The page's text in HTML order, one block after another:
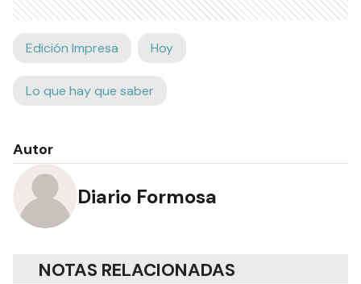
Edición Impresa Hoy
Lo que hay que saber
Autor
Diario Formosa
NOTAS RELACIONADAS